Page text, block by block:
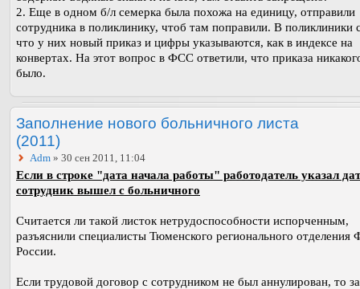
2. Еще в одном б/л семерка была похожа на единицу, отправили
сотрудника в поликлинику, чтоб там поправили. В поликлиники
что у них новый приказ и цифры указываются, как в индексе на
конвертах. На этот вопрос в ФСС ответили, что приказа
было.
Заполнение нового больничного листа
(2011)
Adm » 30 сен 2011, 11:04
Если в строке "дата начала работы" работодатель указал
сотрудник вышел с больничного
Считается ли такой листок нетрудоспособности испорченным,
разъяснили специалисты Тюменского регионального отделения
России.
Если трудовой договор с сотрудником не был аннулирован, то